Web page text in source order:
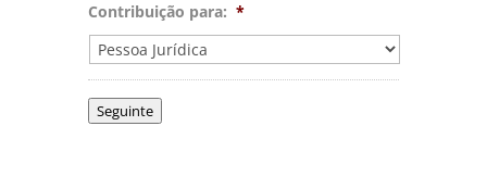
Contribuição para: *
Seguinte